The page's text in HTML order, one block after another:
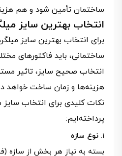
ساختمان تأمین شود و هم
انتخاب بهترین سایز
برای انتخاب بهترین سایز
ساختمانی، باید فاکتورهای
انتخاب صحیح سایز، تاثیر
هزینه‌ها و زمان ساخت خواهد
نکات کلیدی برای انتخاب
پرداخته‌ایم:
نوع سازه
بسته به نیاز هر بخش از سازه